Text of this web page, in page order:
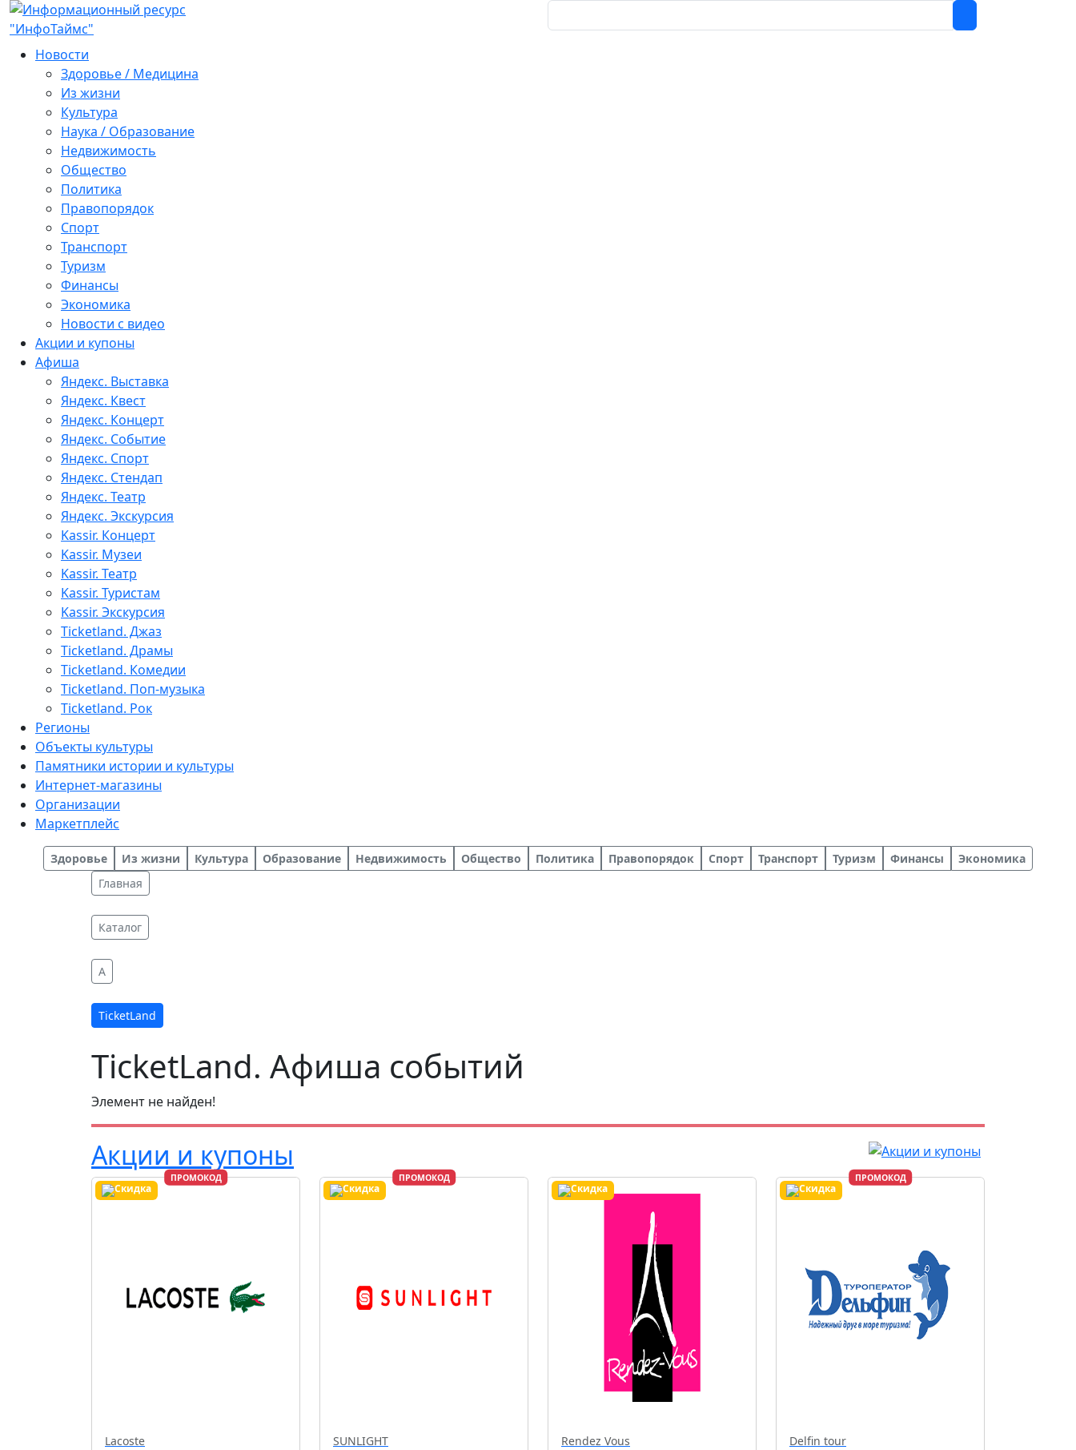
Новости
Здоровье / Медицина
Из жизни
Культура
Наука / Образование
Недвижимость
Общество
Политика
Правопорядок
Спорт
Транспорт
Туризм
Финансы
Экономика
Новости с видео
Акции и купоны
Афиша
Яндекс. Выставка
Яндекс. Квест
Яндекс. Концерт
Яндекс. Событие
Яндекс. Спорт
Яндекс. Стендап
Яндекс. Театр
Яндекс. Экскурсия
Kassir. Концерт
Kassir. Музеи
Kassir. Театр
Kassir. Туристам
Kassir. Экскурсия
Ticketland. Джаз
Ticketland. Драмы
Ticketland. Комедии
Ticketland. Поп-музыка
Ticketland. Рок
Регионы
Объекты культуры
Памятники истории и культуры
Интернет-магазины
Организации
Маркетплейс
Здоровье Из жизни Культура Образование Недвижимость Общество Политика Правопорядок Спорт Транспорт Туризм Финансы
Экономика
Главная
Каталог
A
TicketLand
TicketLand. Афиша событий
Элемент не найден!
Акции и купоны
ПРОМОКОД
Lacoste
ПРОМОКОД
SUNLIGHT Rendez Vous
ПРОМОКОД
Delfin tour